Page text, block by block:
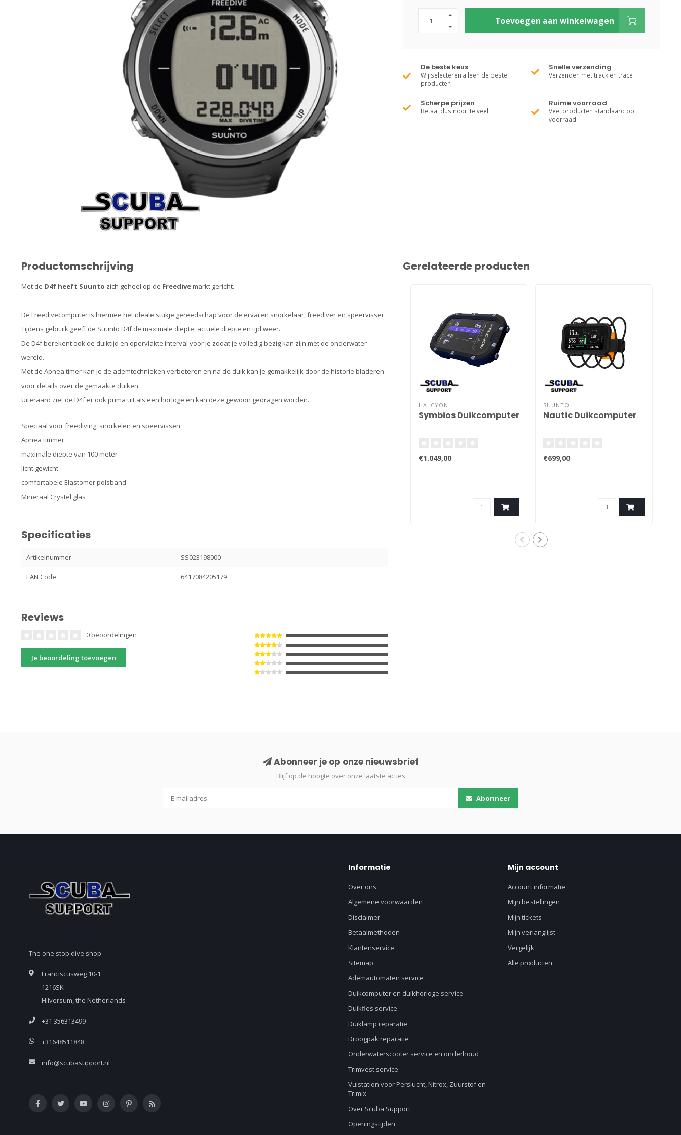
Toevoegen aan winkelwagen
De beste keus
Wij selecteren alleen de beste
producten
Snelle verzending
Verzenden met track en trace
Scherpe prijzen
Betaal dus nooit te veel
Ruime voorraad
Veel producten standaard op
voorraad
Productomschrijving
Met de D4f heeft Suunto zich geheel op de Freedivemarkt gericht.
De Freedivecomputer is hiermee het ideale stukje gereedschap voor de ervaren snorkelaar, freediver en speervisser.
Tijdens gebruik geeft de Suunto D4f de maximale diepte, actuele diepte en tijd weer.
De D4f berekent ook de duiktijd en opervlakte interval voor je zodat je volledig bezig kan zijn met de onderwater
wereld.
Met de Apnea timer kan je de ademtechnieken verbeteren en na de duik kan je gemakkelijk door de historie bladeren
voor details over de gemaakte duiken.
Uiteraard ziet de D4f er ook prima uit als een horloge en kan deze gewoon gedragen worden.
Speciaal voor freediving, snorkelen en speervissen
Apnea timmer
maximale diepte van 100 meter
licht gewicht
comfortabele Elastomer polsband
Mineraal Crystel glas
Specificaties
Artikelnummer SS023198000
EAN Code 6417084205179
Reviews
0 beoordelingen
Je beoordeling toevoegen
Gerelateerde producten
HALCYON
Symbios Duikcomputer
€1.049,00
SUUNTO
Nautic Duikcomputer
€699,00
Abonneer je op onze nieuwsbrief
Blijf op de hoogte over onze laatste acties
Abonneer
The one stop dive shop
Franciscusweg 10-1
1216SK
Hilversum, the Netherlands
+31 356313499
+31648511848
info@scubasupport.nl
Informatie
Over ons
Algemene voorwaarden
Disclaimer
Betaalmethoden
Klantenservice
Sitemap
Ademautomaten service
Duikcomputer en duikhorloge service
Duikfles service
Duiklamp reparatie
Droogpak reparatie
Onderwaterscooter service en onderhoud
Trimvest service
Vulstation voor Perslucht, Nitrox, Zuurstof en
Trimix
Over Scuba Support
Openingstijden
Mijn account
Account informatie
Mijn bestellingen
Mijn tickets
Mijn verlanglijst
Vergelijk
Alle producten